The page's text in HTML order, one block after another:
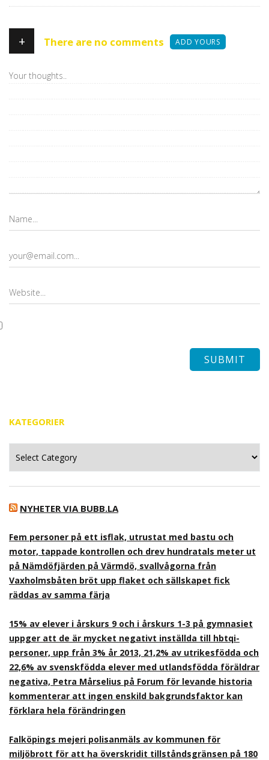
+ There are no comments ADD YOURS
KATEGORIER
NYHETER VIA BUBB.LA
Fem personer på ett isflak, utrustat med bastu och
motor, tappade kontrollen och drev hundratals meter ut
på Nämdöfjärden på Värmdö, svallvågorna från
Vaxholmsbåten bröt upp flaket och sällskapet fick
räddas av samma färja
15% av elever i årskurs 9 och i årskurs 1-3 på gymnasiet
uppger att de är mycket negativt inställda till hbtqi-
personer, upp från 3% år 2013, 21,2% av utrikesfödda och
22,6% av svenskfödda elever med utlandsfödda föräldrar
negativa, Petra Mårselius på Forum för levande historia
kommenterar att ingen enskild bakgrundsfaktor kan
förklara hela förändringen
Falköpings mejeri polisanmäls av kommunen för
miljöbrott för att ha överskridit tillståndsgränsen på 180